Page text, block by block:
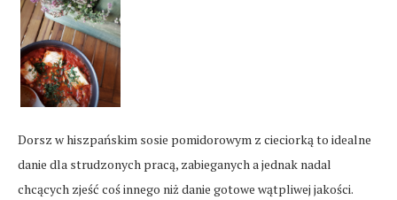
Dorsz w hiszpańskim sosie pomidorowym z cieciorką to idealne
danie dla strudzonych pracą, zabieganych a jednak nadal
chcących zjeść coś innego niż danie gotowe wątpliwej jakości.